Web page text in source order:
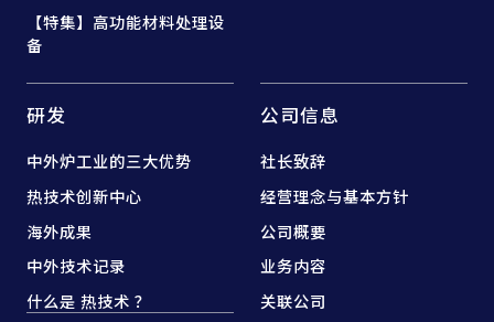
【特集】高功能材料处理设
备
研发
中外炉工业的三大优势
热技术创新中心
海外成果
中外技术记录
什么是 热技术 ？
公司信息
社长致辞
经营理念与基本方针
公司概要
业务内容
关联公司